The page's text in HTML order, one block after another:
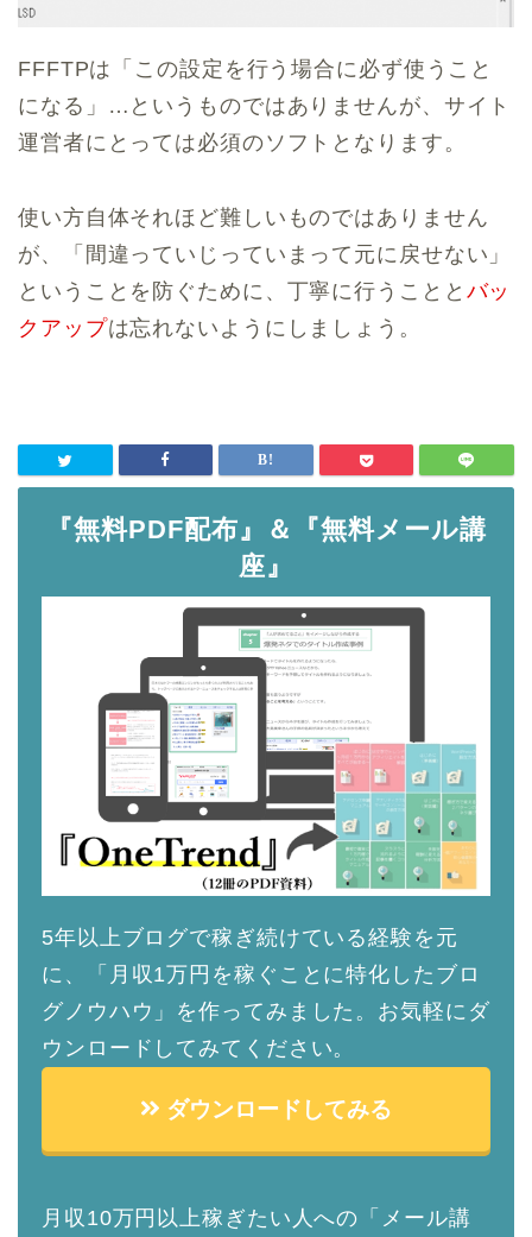
FFFTPは「この設定を行う場合に必ず使うこと
になる」…というものではありませんが、サイト
運営者にとっては必須のソフトとなります。
使い方自体それほど難しいものではありません
が、「間違っていじっていまって元に戻せない」
ということを防ぐために、丁寧に行うことと バッ
クアップは忘れないようにしましょう。
『無料PDF配布』＆『無料メール講
座』
5年以上ブログで稼ぎ続けている経験を元
に、「月収1万円を稼ぐことに特化したブロ
グノウハウ」を作ってみました。お気軽にダ
ウンロードしてみてください。
ダウンロードしてみる
月収10万円以上稼ぎたい人への「メール講